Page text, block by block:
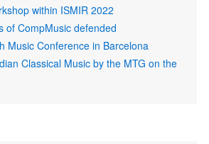
within ISMIR 2022
of CompMusic defended
Music Conference in Barcelona
Classical Music by the MTG on the